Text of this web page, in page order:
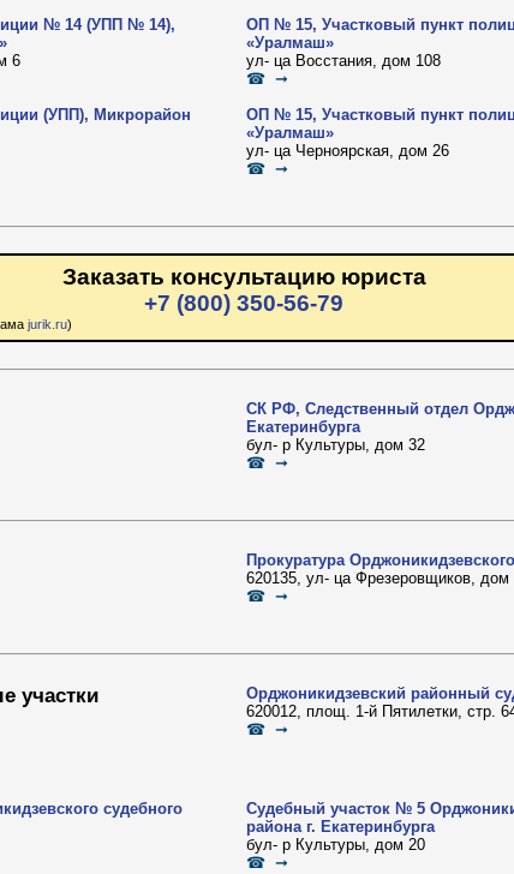
№ 14 (УПП № 14),
6
(УПП), Микрорайон
ОП № 15, Участковый пункт
«Уралмаш»
ул- ца Восстания, дом 108
☎ ➞
ОП № 15, Участковый пункт
«Уралмаш»
ул- ца Черноярская, дом 26
☎ ➞
Заказать консультацию юриста
+7 (800) 350-56-79
jurik.ru)
СК РФ, Следственный отдел
Екатеринбурга
бул- р Культуры, дом 32
☎ ➞
Прокуратура
620135, ул- ца Фрезеровщиков, дом
☎ ➞
участки
Орджоникидзевский районный
620012, площ. 1-й Пятилетки, стр.
☎ ➞
судебного
Судебный участок № 5
района г. Екатеринбурга
бул- р Культуры, дом 20
☎ ➞